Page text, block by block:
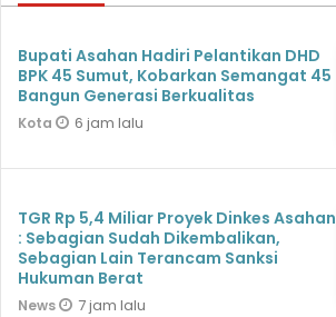
Bupati Asahan Hadiri Pelantikan DHD
BPK 45 Sumut, Kobarkan Semangat 45
Bangun Generasi Berkualitas
Kota 6 jam lalu
TGR Rp 5,4 Miliar Proyek Dinkes Asahan
: Sebagian Sudah Dikembalikan,
Sebagian Lain Terancam Sanksi
Hukuman Berat
News 7 jam lalu